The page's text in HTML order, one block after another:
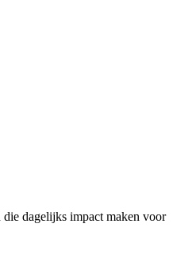
dagelijks impact maken voor